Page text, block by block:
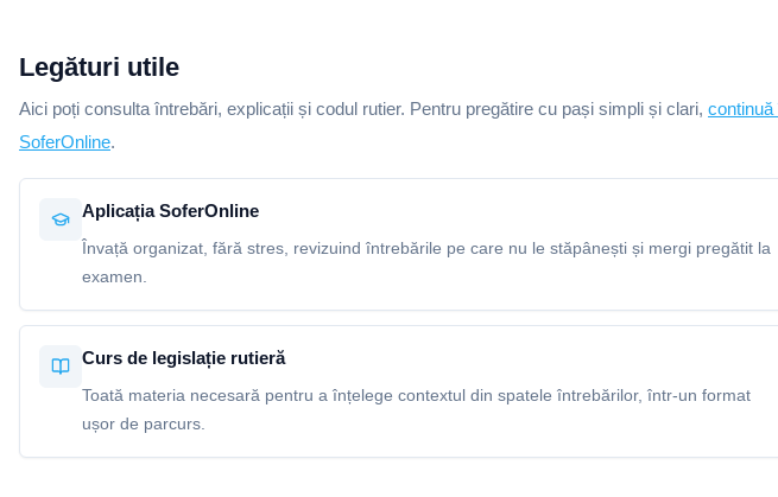
Legături utile
Aici poți consulta întrebări, explicații și codul rutier. Pentru pregătire cu pași simpli și clari, continuă
SoferOnline.
Aplicația SoferOnline
Învață organizat, fără stres, revizuind întrebările pe care nu le stăpânești și mergi pregătit la
examen.
Curs de legislație rutieră
Toată materia necesară pentru a înțelege contextul din spatele întrebărilor, într-un format
ușor de parcurs.